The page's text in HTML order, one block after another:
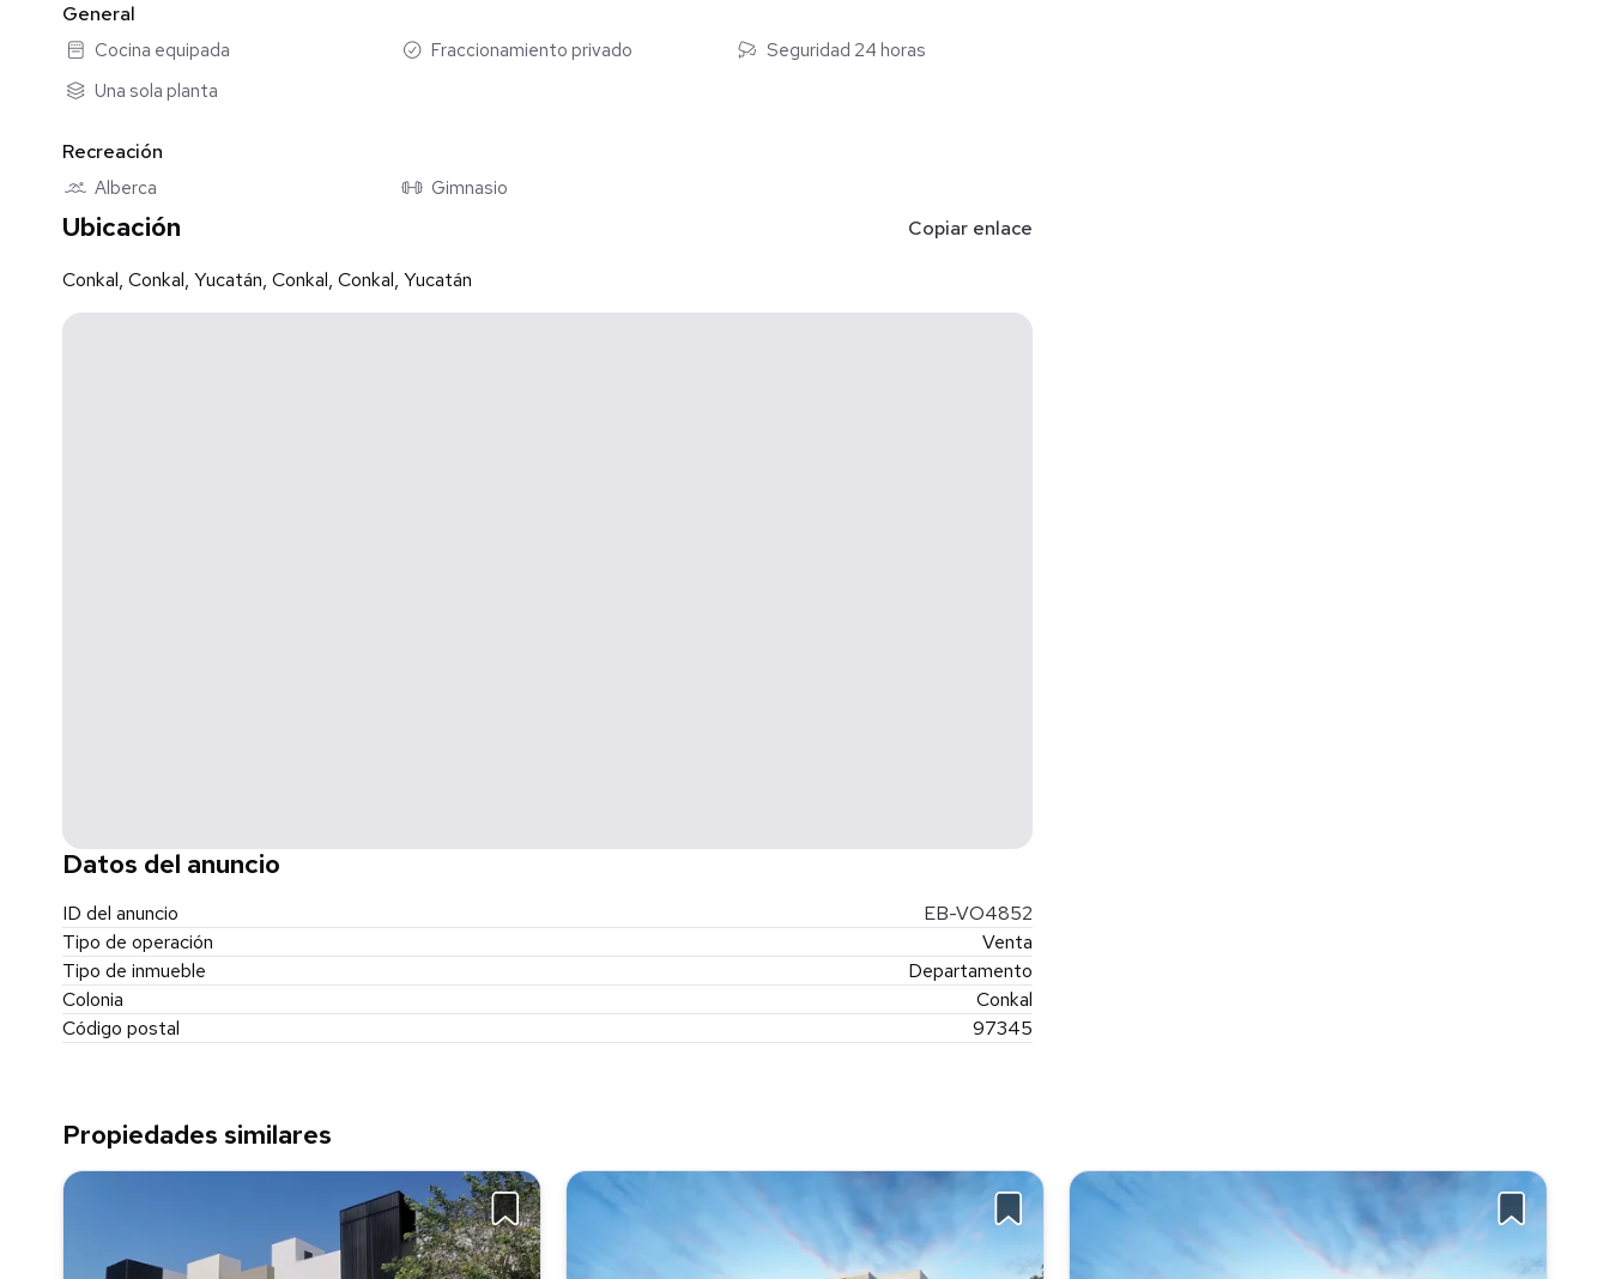
-Sala-comedor y cocina
-1 Cajón de estacionamiento
General
Cocina equipada Fraccionamiento privado
Seguridad 24 horas
Una sola planta
Recreación
Alberca Gimnasio
Ubicación Copiar enlace
Conkal, Conkal, Yucatán, Conkal, Conkal, Yucatán
Datos del anuncio
ID del anuncio
EB-VO4852
Tipo de operación
Venta
Tipo de inmueble
Departamento
Colonia
Conkal
Código postal
97345
Propiedades similares